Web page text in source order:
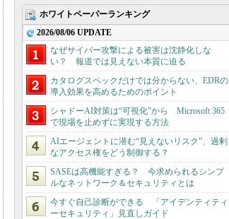
ホワイトペーパーランキング
2026/08/06 UPDATE
なぜサイバー攻撃による被害は沈静化しな
い？ 報道では見えない本質に迫る
カタログスペックだけでは分からない、EDRの
導入効果を高めるためのポイント
シャドーAI対策は“可視化”から Microsoft 365
で現場を止めずに実現する方法
AIエージェントに潜む“見えないリスク”、過剰
なアクセス権をどう制御する？
SASEは高機能すぎる？ 今求められるシンプ
ルなネットワーク＆セキュリティとは
今すぐ自己診断ができる 「アイデンティティ
ーセキュリティ」見直しガイド